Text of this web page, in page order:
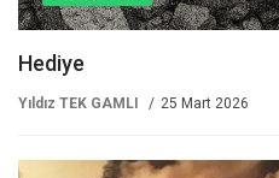
Hediye
Yıldız TEK GAMLI 25 Mart 2026